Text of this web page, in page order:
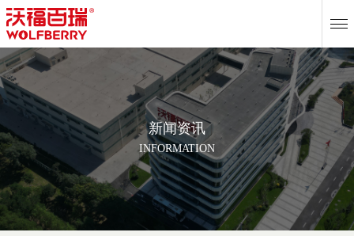
新闻资讯
INFORMATION